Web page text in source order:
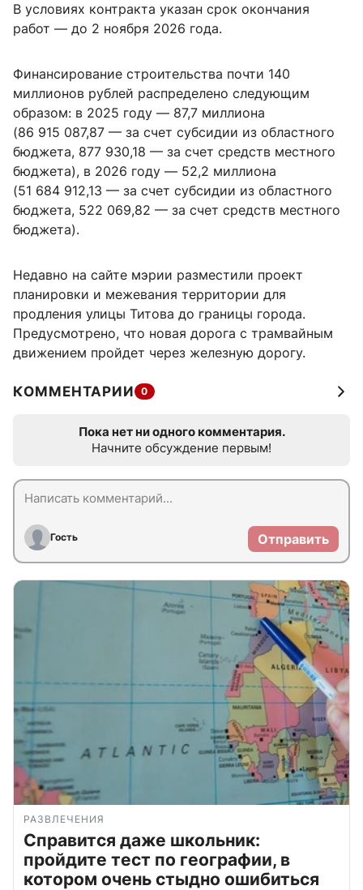
В условиях контракта указан срок окончания
работ — до 2 ноября 2026 года.
Финансирование строительства почти 140
миллионов рублей распределено следующим
образом: в 2025 году — 87,7 миллиона
(86 915 087,87 — за счет субсидии из областного
бюджета, 877 930,18 — за счет средств местного
бюджета), в 2026 году — 52,2 миллиона
(51 684 912,13 — за счет субсидии из областного
бюджета, 522 069,82 — за счет средств местного
бюджета).
Недавно на сайте мэрии разместили проект
планировки и межевания территории для
продления улицы Титова до границы города.
Предусмотрено, что новая дорога с трамвайным
движением пройдет через железную дорогу.
КОММЕНТАРИИ 0
Пока нет ни одного комментария.
Начните обсуждение первым!
Гость Отправить
РАЗВЛЕЧЕНИЯ
Справится даже школьник:
пройдите тест по географии, в
котором очень стыдно ошибиться